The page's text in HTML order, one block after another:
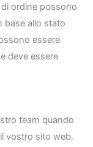
di ordine possono
base allo stato
essere
deve essere
team quando
vostro sito web.